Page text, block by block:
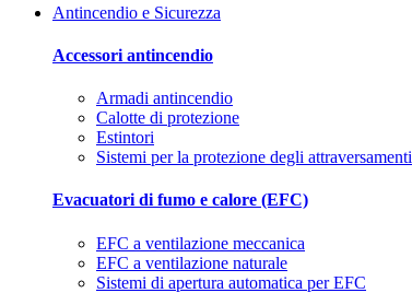
Antincendio e Sicurezza
Accessori antincendio
Armadi antincendio
Calotte di protezione
Estintori
Sistemi per la protezione degli attraversamenti
Evacuatori di fumo e calore (EFC)
EFC a ventilazione meccanica
EFC a ventilazione naturale
Sistemi di apertura automatica per EFC